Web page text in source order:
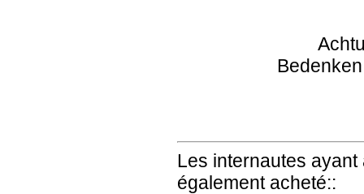
Les internautes
également acheté::